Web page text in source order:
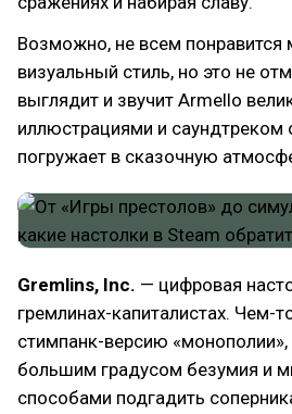
Возможно, не всем понравится
визуальный стиль, но это не
выглядит и звучит Armello
иллюстрациями и саундтреком
погружает в сказочную
Gremlins, Inc. — цифровая
гремлинах-капиталистах. Чем-
стимпанк-версию «монополии»,
большим градусом безумия и
способами подгадить